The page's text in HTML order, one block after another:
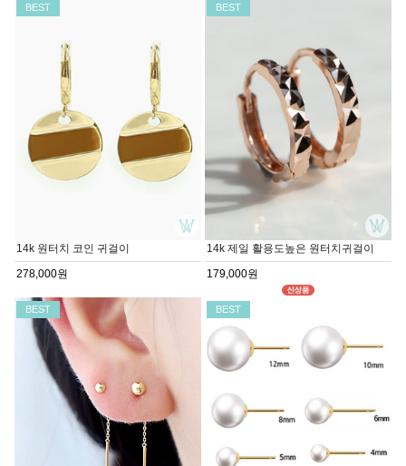
BEST
14k 원터치 코인 귀걸이
278,000원
BEST
14k 제일 활용도높은 원터치귀걸이
179,000원
BEST BEST